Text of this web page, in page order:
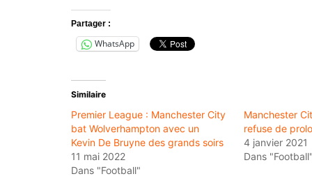
Partager :
WhatsApp
Similaire
Premier League : Manchester City
bat Wolverhampton avec un
Kevin De Bruyne des grands soirs
11 mai 2022
Dans "Football"
Manchester
refuse de
4 janvier 2021
Dans "Football"